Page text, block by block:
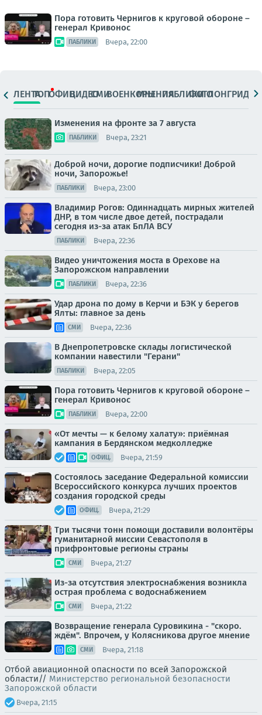
Пора готовить Чернигов к круговой обороне –
генерал Кривонос
ПАБЛИКИ Вчера, 22:00
ЛЕНТАТОПОФИЦ.ВИДЕОСМИВОЕНКОРЫМНЕНИЯПАБЛИКИ
ФОТОЛОНГРИДЫ
Изменения на фронте за 7 августа
ПАБЛИКИ Вчера, 23:21
Доброй ночи, дорогие подписчики! Доброй
ночи, Запорожье!
ПАБЛИКИ Вчера, 23:00
Владимир Рогов: Одиннадцать мирных жителей
ДНР, в том числе двое детей, пострадали
сегодня из-за атак БпЛА ВСУ
ПАБЛИКИ Вчера, 22:36
Видео уничтожения моста в Орехове на
Запорожском направлении
ПАБЛИКИ Вчера, 22:36
Удар дрона по дому в Керчи и БЭК у берегов
Ялты: главное за день
СМИ Вчера, 22:36
В Днепропетровске склады логистической
компании навестили "Герани"
ПАБЛИКИ Вчера, 22:05
Пора готовить Чернигов к круговой обороне –
генерал Кривонос
ПАБЛИКИ Вчера, 22:00
«От мечты — к белому халату»: приёмная
кампания в Бердянском медколледже
ОФИЦ. Вчера, 21:59
Состоялось заседание Федеральной комиссии
Всероссийского конкурса лучших проектов
создания городской среды
ОФИЦ. Вчера, 21:29
Три тысячи тонн помощи доставили волонтёры
гуманитарной миссии Севастополя в
прифронтовые регионы страны
СМИ Вчера, 21:27
Из-за отсутствия электроснабжения возникла
острая проблема с водоснабжением
СМИ Вчера, 21:22
Возвращение генерала Суровикина - "скоро.
ждём". Впрочем, у Колясникова другое мнение
СМИ Вчера, 21:18
Отбой авиационной опасности по всей Запорожской
области// Министерство региональной безопасности
Запорожской области
Вчера, 21:15